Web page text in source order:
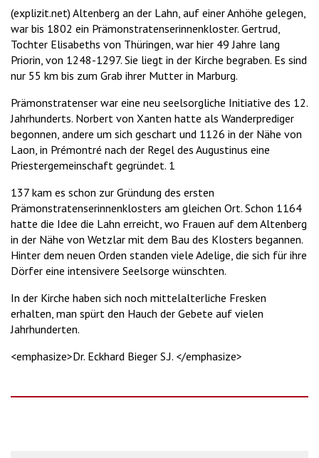
(explizit.net) Altenberg an der Lahn, auf einer Anhöhe gelegen,
war bis 1802 ein Prämonstratenserinnenkloster. Gertrud,
Tochter Elisabeths von Thüringen, war hier 49 Jahre lang
Priorin, von 1248-1297. Sie liegt in der Kirche begraben. Es sind
nur 55 km bis zum Grab ihrer Mutter in Marburg.
Prämonstratenser war eine neu seelsorgliche Initiative des 12.
Jahrhunderts. Norbert von Xanten hatte als Wanderprediger
begonnen, andere um sich geschart und 1126 in der Nähe von
Laon, in Prémontré nach der Regel des Augustinus eine
Priestergemeinschaft gegründet. 1
137 kam es schon zur Gründung des ersten
Prämonstratenserinnenklosters am gleichen Ort. Schon 1164
hatte die Idee die Lahn erreicht, wo Frauen auf dem Altenberg
in der Nähe von Wetzlar mit dem Bau des Klosters begannen.
Hinter dem neuen Orden standen viele Adelige, die sich für ihre
Dörfer eine intensivere Seelsorge wünschten.
In der Kirche haben sich noch mittelalterliche Fresken
erhalten, man spürt den Hauch der Gebete auf vielen
Jahrhunderten.
<emphasize>Dr. Eckhard Bieger S.J. </emphasize>